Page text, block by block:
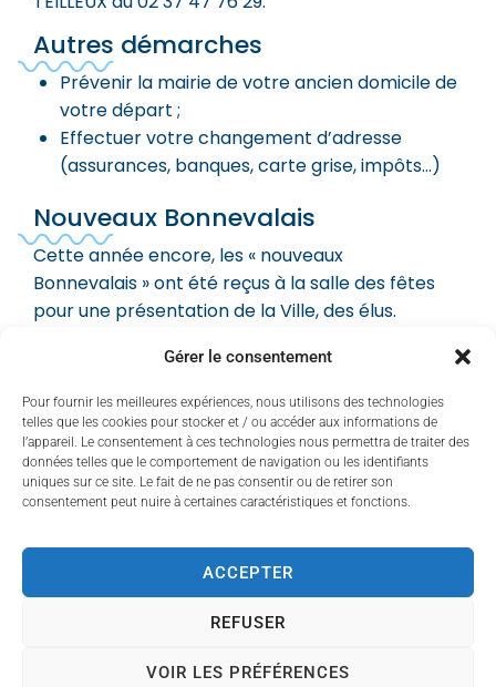
Gérer le consentement
Pour fournir les meilleures expériences, nous utilisons des technologies
telles que les cookies pour stocker et / ou accéder aux informations de
l’appareil. Le consentement à ces technologies nous permettra de traiter des
données telles que le comportement de navigation ou les identifiants
uniques sur ce site. Le fait de ne pas consentir ou de retirer son
consentement peut nuire à certaines caractéristiques et fonctions.
ACCEPTER
REFUSER
VOIR LES PRÉFÉRENCES
Autres démarches
Prévenir la mairie de votre ancien domicile de
votre départ ;
Effectuer votre changement d’adresse
(assurances, banques, carte grise, impôts…)
Nouveaux Bonnevalais
Cette année encore, les « nouveaux
Bonnevalais » ont été reçus à la salle des fêtes
pour une présentation de la Ville, des élus.
Ils ont pu apprécier la diversité de l’offre
de la vie quotidienne : services à enfance et la
jeunesse, actions sociales, culture, sport…
Ce fût une belle rencontre agrémentée
d’échanges conviviaux.
Accessibilité Mentions légales